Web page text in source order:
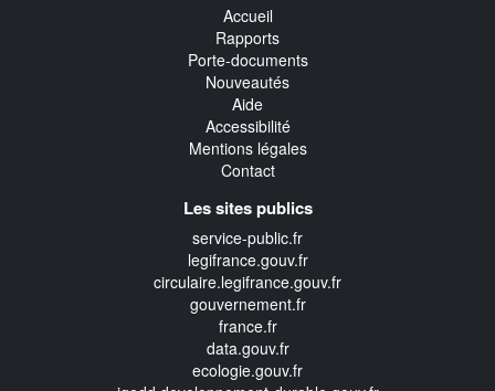
Accueil
Rapports
Porte-documents
Nouveautés
Aide
Accessibilité
Mentions légales
Contact
Les sites publics
service-public.fr
legifrance.gouv.fr
circulaire.legifrance.gouv.fr
gouvernement.fr
france.fr
data.gouv.fr
ecologie.gouv.fr